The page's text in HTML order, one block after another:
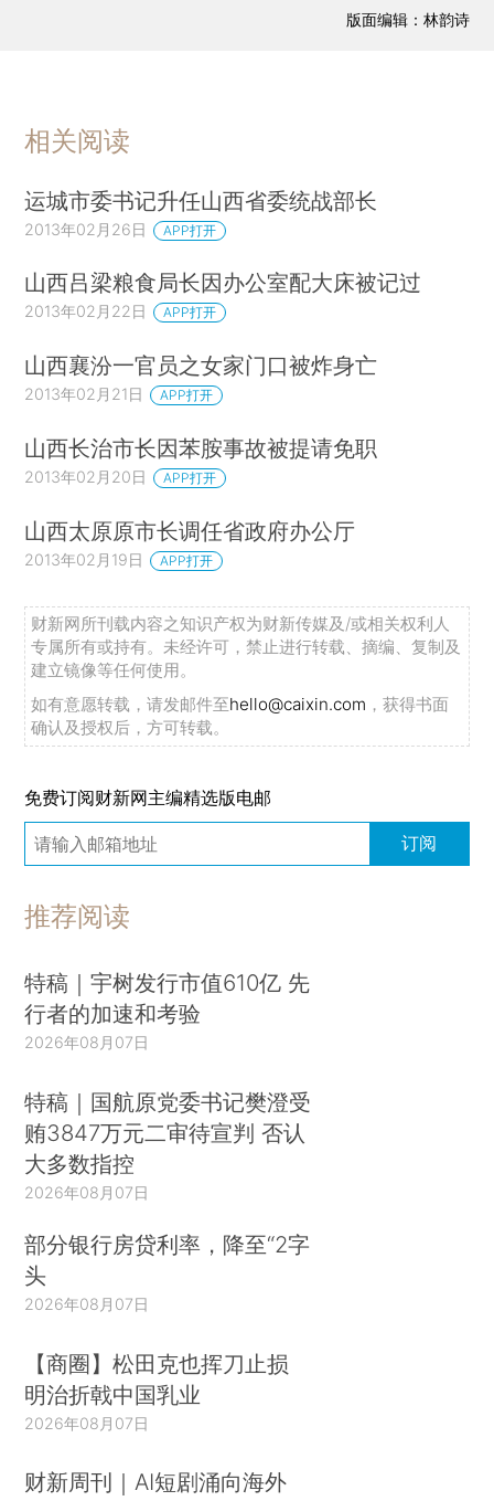
版面编辑：林韵诗
相关阅读
运城市委书记升任山西省委统战部长
2013年02月26日 APP打开
山西吕梁粮食局长因办公室配大床被记过
2013年02月22日 APP打开
山西襄汾一官员之女家门口被炸身亡
2013年02月21日 APP打开
山西长治市长因苯胺事故被提请免职
2013年02月20日 APP打开
山西太原原市长调任省政府办公厅
2013年02月19日 APP打开
财新网所刊载内容之知识产权为财新传媒及/或相关权利人
专属所有或持有。未经许可，禁止进行转载、摘编、复制及
建立镜像等任何使用。
如有意愿转载，请发邮件至hello@caixin.com ，获得书面
确认及授权后，方可转载。
免费订阅财新网主编精选版电邮
订阅
推荐阅读
特稿｜宇树发行市值610亿 先
行者的加速和考验
2026年08月07日
特稿｜国航原党委书记樊澄受
贿3847万元二审待宣判 否认
大多数指控
2026年08月07日
部分银行房贷利率，降至“2字
头
2026年08月07日
【商圈】松田克也挥刀止损
明治折戟中国乳业
2026年08月07日
财新周刊｜AI短剧涌向海外